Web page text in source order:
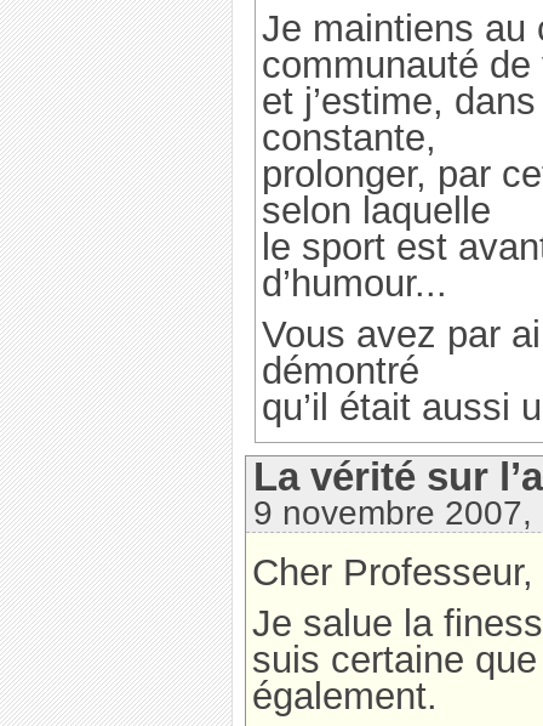
Je maintiens au
communauté
et j’estime,
constante,
prolonger, par
selon laquelle
le sport est
d’humour...
Vous avez par
démontré
qu’il était aussi
La vérité sur
9 novembre
Cher Professeur,
Je salue la
suis certaine
également.